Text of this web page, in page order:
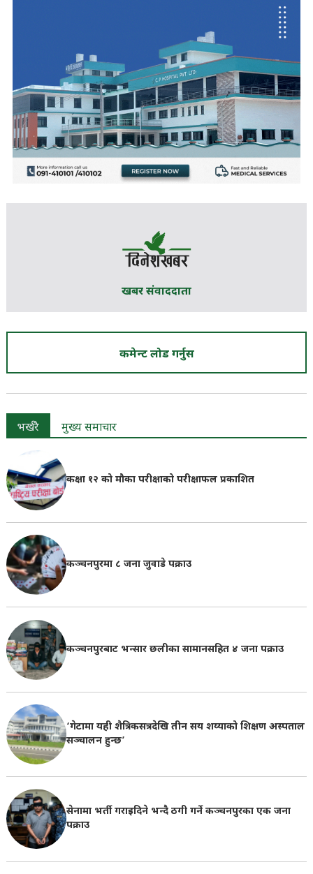
खबर संवाददाता
कमेन्ट लोड गर्नुस
भर्खरै मुख्य समाचार
कक्षा १२ को मौका परीक्षाको परीक्षाफल प्रकाशित
कञ्चनपुरमा ८ जना जुवाडे पक्राउ
कञ्चनपुरबाट भन्सार छलीका सामानसहित ४ जना पक्राउ
‘गेटामा यही शैत्रिकसत्रदेखि तीन सय शय्याको शिक्षण अस्पताल
सञ्चालन हुन्छ’
सेनामा भर्ती गराइदिने भन्दै ठगी गर्ने कञ्चनपुरका एक जना
पक्राउ